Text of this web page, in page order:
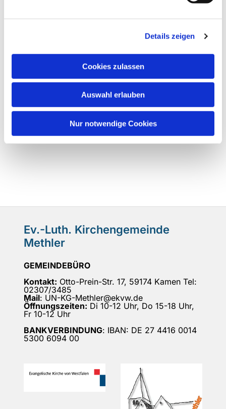
Details zeigen
Cookies zulassen
Auswahl erlauben
Nur notwendige Cookies
Ev.-Luth. Kirchengemeinde
Methler
GEMEINDEBÜRO
Kontakt: Otto-Prein-Str. 17, 59174 Kamen Tel:
02307/3485
Mail: UN-KG-Methler@ekvw.de
Öffnungszeiten: Di 10-12 Uhr, Do 15-18 Uhr,
Fr 10-12 Uhr
BANKVERBINDUNG: IBAN: DE 27 4416 0014
5300 6094 00